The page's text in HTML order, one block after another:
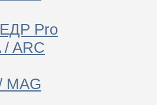
Pro
/ ARC
MAG